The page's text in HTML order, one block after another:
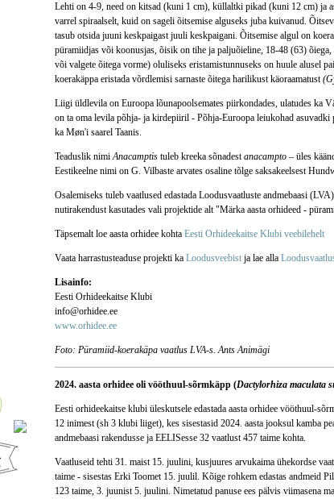
Lehti on 4-9, need on kitsad (kuni 1 cm), küllaltki pikad (kuni 12 cm) ja
varrel spiraalselt, kuid on sageli õitsemise alguseks juba kuivanud.
tasub otsida juuni keskpaigast juuli keskpaigani. Õitsemise algul on
püramiidjas või koonusjas, õisik on tihe ja paljuõieline, 18-48 (63)
või valgete õitega vorme) oluliseks eristamistunnuseks on huule alusel
koerakäppa eristada võrdlemisi sarnaste õitega harilikust käoraamatust
Liigi üldlevila on Euroopa lõunapoolsemates piirkondades, ulatudes ka
on ta oma levila põhja- ja kirdepiiril - Põhja-Euroopa leiukohad
ka Møn'i saarel Taanis.
Teaduslik nimiAnacamptistuleb kreeka sõnadestanacampto– üles
Eestikeelne nimi on G. Vilbaste arvates osaline tõlge saksakeelsest
Osalemiseks tuleb vaatlused edastada Loodusvaatluste andmebaasi
nutirakendust kasutades vali projektide alt "Märka aasta orhideed -
Täpsemalt loe aasta orhidee kohtaEesti Orhideekaitse Klubi veebilehelt
Vaata harrastusteaduse projekti ka Loodusveebistja lae alla
Lisainfo:
Eesti Orhideekaitse Klubi
info@orhidee.ee
www.orhidee.ee
Foto: Püramiid-koerakäpa vaatlus LVA-s. Ants Animägi
2024. aasta orhidee oli vööthuul-sõrmkäpp (Dactylorhiza maculata
Eesti orhideekaitse klubi üleskutsele edastada aasta orhidee vööthuul-
12 inimest (sh 3 klubi liiget), kes sisestasid 2024. aasta jooksul kamba
andmebaasi rakendusse ja EELISesse 32 vaatlust 457 taime kohta.
Vaatluseid tehti 31. maist 15. juulini, kusjuures arvukaima ühekordse
taime - sisestas Erki Toomet 15. juulil. Kõige rohkem edastas andmeid
123 taime, 3. juunist 5. juulini. Nimetatud panuse ees pälvis viimasena